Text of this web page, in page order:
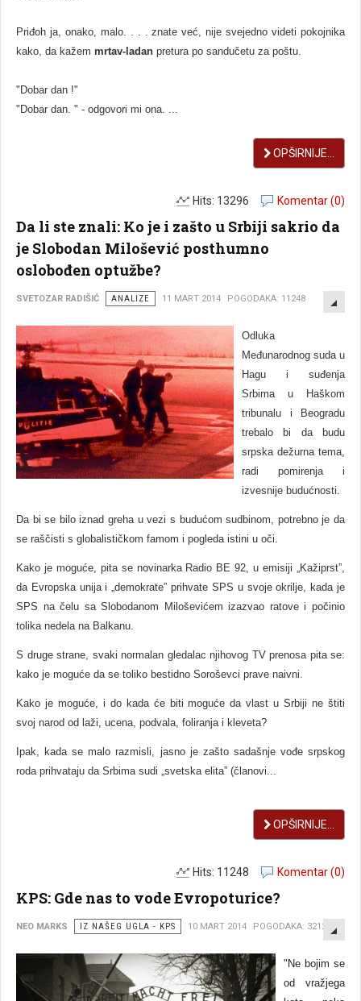
Priđoh ja, onako, malo. . . . znate već, nije svejedno videti pokojnika
kako, da kažem mrtav-ladan pretura po sandučetu za poštu.
"Dobar dan !"
"Dobar dan. " - odgovori mi ona. ...
OPŠIRNIJE...
Komentar (0)
Hits: 13296
Da li ste znali: Ko je i zašto u Srbiji sakrio da
je Slobodan Milošević posthumno
oslobođen optužbe?
SVETOZAR RADIŠIĆ ANALIZE 11 MART 2014 POGODAKA: 11248
Odluka
Međunarodnog suda u
Hagu i suđenja
Srbima u Haškom
tribunalu i Beogradu
trebalo bi da budu
srpska dežurna tema,
radi pomirenja i
izvesnije budućnosti.
Da bi se bilo iznad greha u vezi s budućom sudbinom, potrebno je da
se raščisti s globalističkom famom i pogleda istini u oči.
Kako je moguće, pita se novinarka Radio BE 92, u emisiji „Kažiprst”,
da Evropska unija i „demokrate” prihvate SPS u svoje okrilјe, kada je
SPS na čelu sa Slobodanom Miloševićem izazvao ratove i počinio
tolika nedela na Balkanu.
S druge strane, svaki normalan gledalac njihovog TV prenosa pita se:
kako je moguće da se toliko bestidno Soroševci prave naivni.
Kako je moguće, i do kada će biti moguće da vlast u Srbiji ne štiti
svoj narod od laži, ucena, podvala, foliranja i kleveta?
Ipak, kada se malo razmisli, jasno je zašto sadašnje vođe srpskog
roda prihvataju da Srbima sudi „svetska elita” (članovi...
OPŠIRNIJE...
Komentar (0)
Hits: 11248
KPS: Gde nas to vode Evropoturice?
NEO MARKS IZ NAŠEG UGLA - KPS 10 MART 2014 POGODAKA: 3212
"Ne bojim se
od vražjega